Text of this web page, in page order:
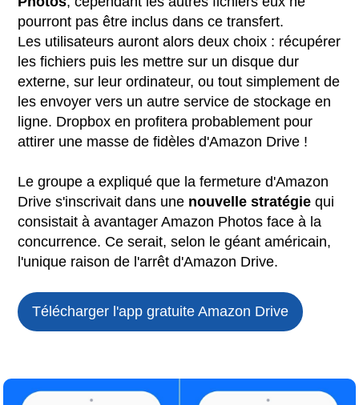
pourront pas être inclus dans ce transfert.
Les utilisateurs auront alors deux choix : récupérer
les fichiers puis les mettre sur un disque dur
externe, sur leur ordinateur, ou tout simplement de
les envoyer vers un autre service de stockage en
ligne. Dropbox en profitera probablement pour
attirer une masse de fidèles d'Amazon Drive !
Le groupe a expliqué que la fermeture d'Amazon
Drive s'inscrivait dans une nouvelle stratégie qui
consistait à avantager Amazon Photos face à la
concurrence. Ce serait, selon le géant américain,
l'unique raison de l'arrêt d'Amazon Drive.
Télécharger l'app gratuiteAmazon Drive